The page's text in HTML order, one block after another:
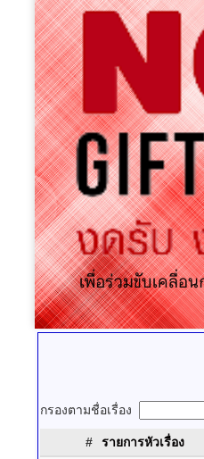
กรองตามชื่อเรื่อง
#
รายการหัวเรื่อง